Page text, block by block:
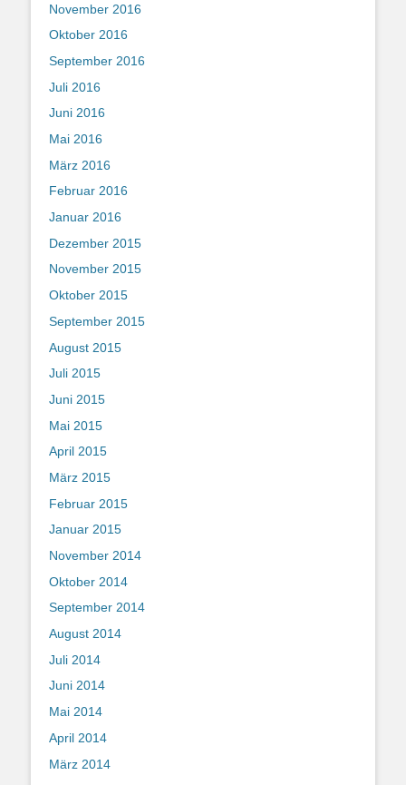
November 2016
Oktober 2016
September 2016
Juli 2016
Juni 2016
Mai 2016
März 2016
Februar 2016
Januar 2016
Dezember 2015
November 2015
Oktober 2015
September 2015
August 2015
Juli 2015
Juni 2015
Mai 2015
April 2015
März 2015
Februar 2015
Januar 2015
November 2014
Oktober 2014
September 2014
August 2014
Juli 2014
Juni 2014
Mai 2014
April 2014
März 2014